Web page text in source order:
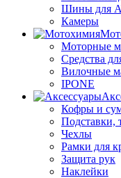
Шины для
Камеры
Моторные
Средства
Вилочные
IPONE
Кофры и
Подставки,
Чехлы
Рамки для
Защита рук
Наклейки